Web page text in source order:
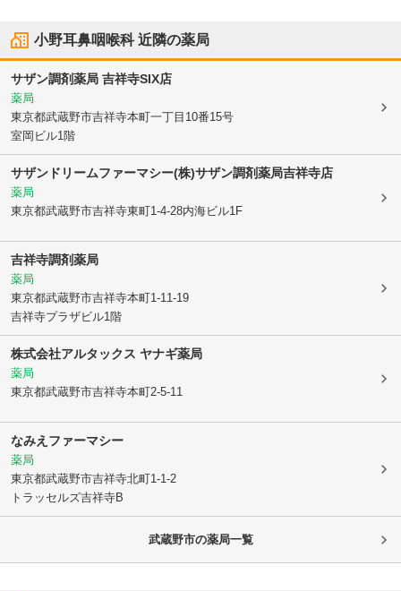
小野耳鼻咽喉科近隣の薬局
サザン調剤薬局 吉祥寺SIX店
薬局
東京都武蔵野市吉祥寺本町一丁目10番15号
室岡ビル1階
サザンドリームファーマシー(株)サザン調剤薬局吉祥寺店
薬局
東京都武蔵野市吉祥寺東町1-4-28内海ビル1F
吉祥寺調剤薬局
薬局
東京都武蔵野市吉祥寺本町1-11-19
吉祥寺プラザビル1階
株式会社アルタックス ヤナギ薬局
薬局
東京都武蔵野市吉祥寺本町2-5-11
なみえファーマシー
薬局
東京都武蔵野市吉祥寺北町1-1-2
トラッセルズ吉祥寺B
武蔵野市の薬局一覧